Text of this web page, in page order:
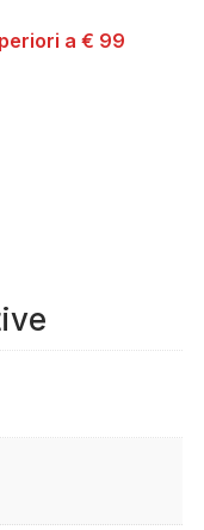
a € 99